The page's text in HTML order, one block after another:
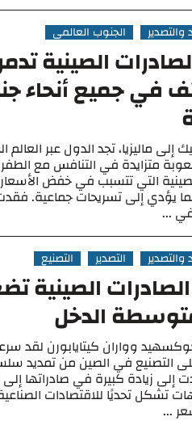
والتصدير الجنوب العالمي
الصينية
في جميع أنحاء
ماليزيا، تجد الدول عبر
متزايدة في التنافس مع
التي تتسبب في خفض الأسعار
يؤدي إلى تسريحات جماعية.
...
والتصدير التصدير التصنيع
الصينية
الدخل
وواران كيتايابورن لقد سرعت
التصنيع في الصين من تمديد
إلى زيادة كبيرة في صادراتها
تشكل تحديًا للاقتصادات
...